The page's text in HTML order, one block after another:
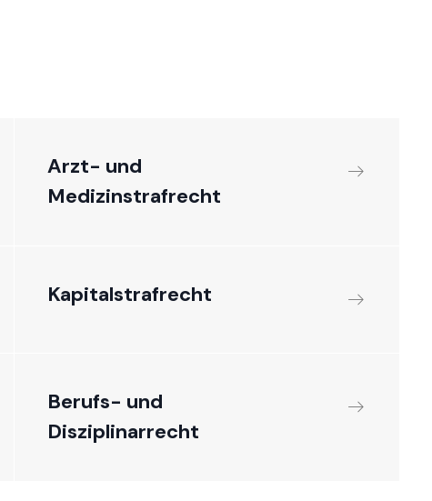
Arzt- und
Medizinstrafrecht
Kapitalstrafrecht
Berufs- und
Disziplinarrecht